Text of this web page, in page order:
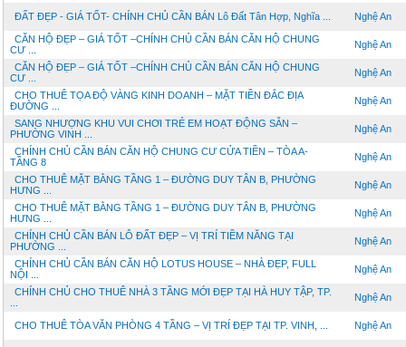
ĐẤT ĐẸP - GIÁ TỐT- CHÍNH CHỦ CẦN BÁN Lô Đất Tân Hợp, Nghĩa ... Nghệ An
CĂN HỘ ĐẸP – GIÁ TỐT –CHÍNH CHỦ CẦN BÁN CĂN HỘ CHUNG
CƯ ...
Nghệ An
CĂN HỘ ĐẸP – GIÁ TỐT –CHÍNH CHỦ CẦN BÁN CĂN HỘ CHUNG
CƯ ...
Nghệ An
CHO THUÊ TỌA ĐỘ VÀNG KINH DOANH – MẶT TIỀN ĐẮC ĐỊA
ĐƯỜNG ...
Nghệ An
SANG NHƯỢNG KHU VUI CHƠI TRẺ EM HOẠT ĐỘNG SẴN –
PHƯỜNG VINH ...
Nghệ An
CHÍNH CHỦ CẦN BÁN CĂN HỘ CHUNG CƯ CỬA TIỀN – TÒA A-
TẦNG 8
Nghệ An
CHO THUÊ MẶT BẰNG TẦNG 1 – ĐƯỜNG DUY TÂN B, PHƯỜNG
HƯNG ...
Nghệ An
CHO THUÊ MẶT BẰNG TẦNG 1 – ĐƯỜNG DUY TÂN B, PHƯỜNG
HƯNG ...
Nghệ An
CHÍNH CHỦ CẦN BÁN LÔ ĐẤT ĐẸP – VỊ TRÍ TIỀM NĂNG TẠI
PHƯỜNG ...
Nghệ An
CHÍNH CHỦ CẦN BÁN CĂN HỘ LOTUS HOUSE – NHÀ ĐẸP, FULL
NỘI ...
Nghệ An
CHÍNH CHỦ CHO THUÊ NHÀ 3 TẦNG MỚI ĐẸP TẠI HÀ HUY TẬP, TP.
Nghệ An
CHO THUÊ TÒA VĂN PHÒNG 4 TẦNG – VỊ TRÍ ĐẸP TẠI TP. VINH, ... Nghệ An